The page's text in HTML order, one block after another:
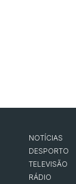
NOTÍCIAS
DESPORTO
TELEVISÃO
RÁDIO